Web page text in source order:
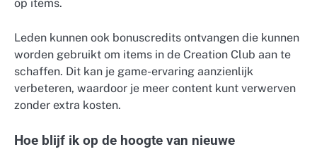
op items.
Leden kunnen ook bonuscredits ontvangen die kunnen
worden gebruikt om items in de Creation Club aan te
schaffen. Dit kan je game-ervaring aanzienlijk
verbeteren, waardoor je meer content kunt verwerven
zonder extra kosten.
Hoe blijf ik op de hoogte van nieuwe